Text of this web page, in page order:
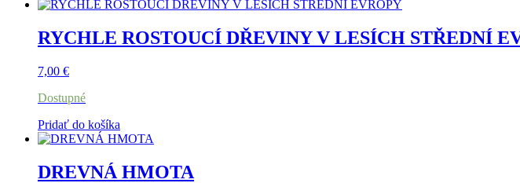
RYCHLE ROSTOUCÍ DŘEVINY V LESÍCH STŘEDNÍ
7,00 €
Dostupné
Pridať do košíka
DREVNÁ HMOTA